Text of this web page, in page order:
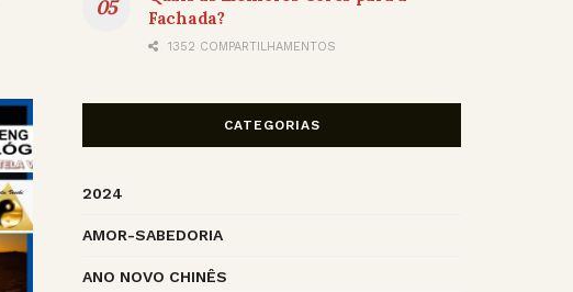
Fachada?
1352 COMPARTILHAMENTOS
CATEGORIAS
2024
AMOR-SABEDORIA
ANO NOVO CHINÊS